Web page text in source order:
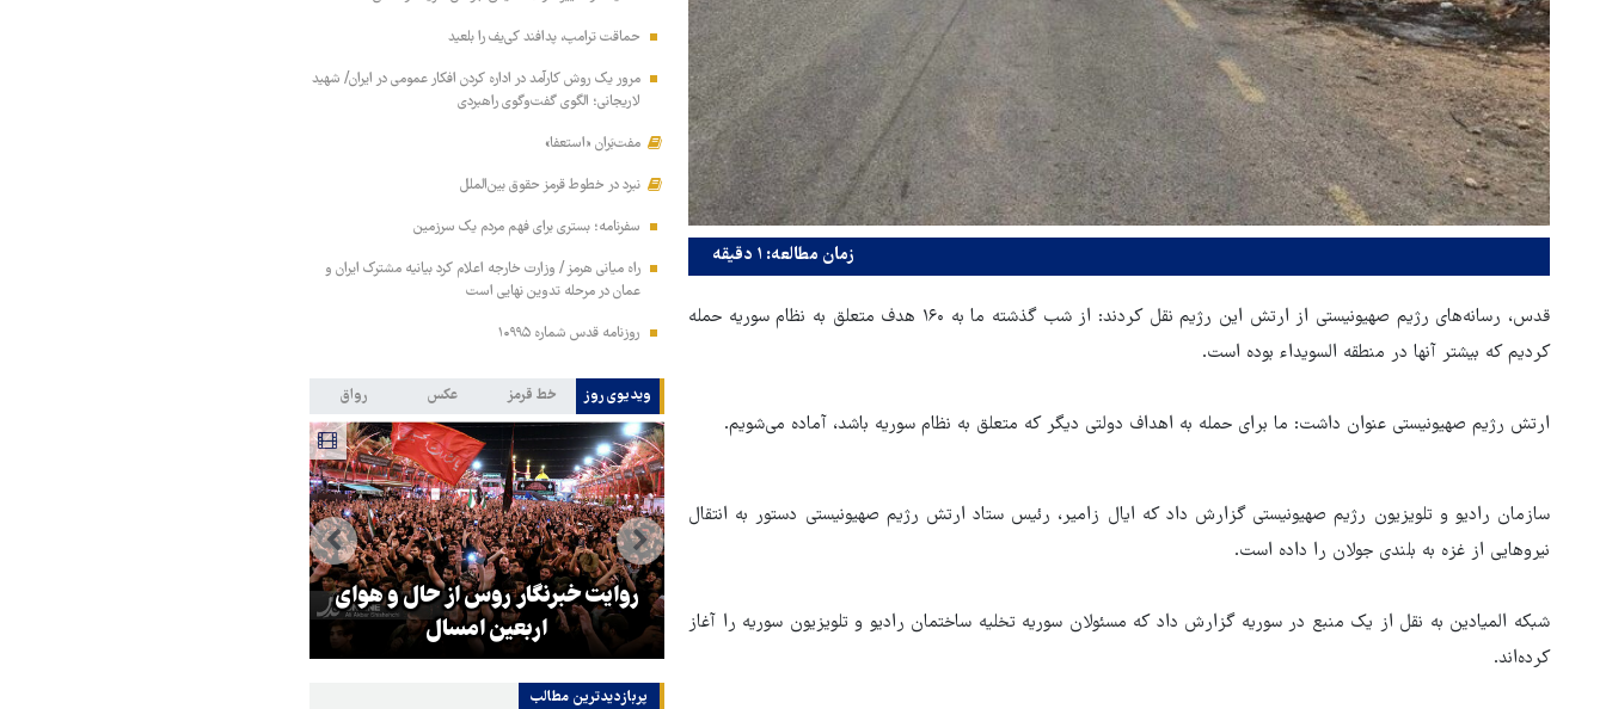
زمان مطالعه: ۱ دقیقه
قدس، رسانه‌های رژیم صهیونیستی از ارتش این رژیم نقل کردند: از شب گذشته ما به ۱۶۰ هدف متعلق به نظام سوریه حمله
کردیم که بیشتر آنها در منطقه السویداء بوده است.
ارتش رژیم صهیونیستی عنوان داشت: ما برای حمله به اهداف دولتی دیگر که متعلق به نظام سوریه باشد، آماده می‌شویم.
سازمان رادیو و تلویزیون رژیم صهیونیستی گزارش داد که ایال زامیر، رئیس ستاد ارتش رژیم صهیونیستی دستور به انتقال
نیروهایی از غزه به بلندی جولان را داده است.
شبکه المیادین به نقل از یک منبع در سوریه گزارش داد که مسئولان سوریه تخلیه ساختمان رادیو و تلویزیون سوریه را آغاز
کرده‌اند.
حماقت ترامپ، پدافند کی‌یف را بلعید
مرور یک روش کارآمد در اداره کردن افکار عمومی در ایران/ شهید
لاریجانی؛ الگوی گفت‌وگوی راهبردی
مفت‌بَران «استعفا»
نبرد در خطوط قرمز حقوق بین‌الملل
سفرنامه؛ بستری برای فهم مردم یک سرزمین
راه میانی هرمز / وزارت خارجه اعلام کرد بیانیه مشترک ایران و
عمان در مرحله تدوین نهایی است
روزنامه قدس شماره ۱۰۹۹۵
ویدیوی روز خط قرمز عکس رواق
امسال
تولیت آستان قدس رضوی: افتخار
در برابر زائران است
از همیشه مذاکره خواهد کرد
روایت خبرنگار روس از حال و هوای
اربعین امسال
پربازدیدترین‌ مطالب